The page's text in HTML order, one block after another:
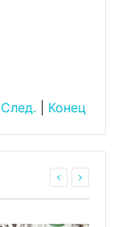
След. Конец